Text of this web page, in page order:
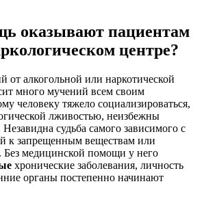
оказывают пациентам
центре?
от алкогольной или наркотической
много мучений всем своим
человеку тяжело социализироваться,
лживостью, неизбежны
судьба самого зависимого с
к запрещенным веществам или
медицинской помощи у него
хронические заболевания, личность
органы постепенно начинают